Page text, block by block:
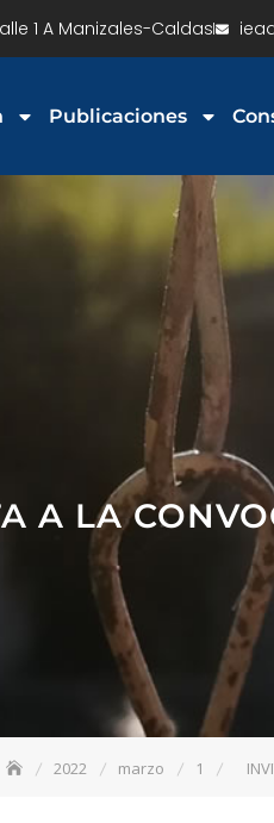
1 A Manizales-Caldas
Publicaciones
A LA
2022 marzo 1